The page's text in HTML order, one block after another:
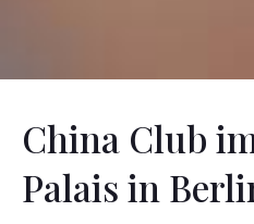
China Club
Palais in